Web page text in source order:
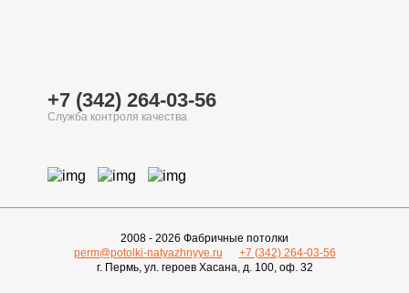
+7 (342) 264-03-56
2008 - 2026 Фабричные потолки
perm@potolki-natyazhnyye.ru
+7 (342) 264-03-56
г. Пермь, ул. героев Хасана, д. 100, оф. 32